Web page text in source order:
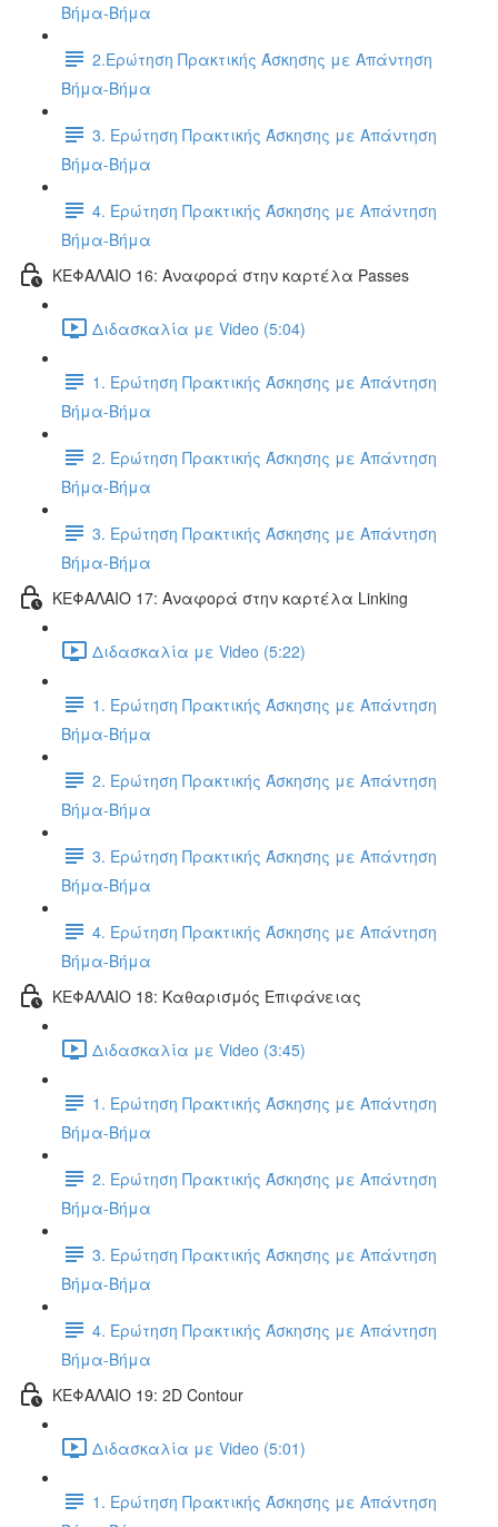
Βήμα-Βήμα
2.Ερώτηση Πρακτικής Άσκησης με Απάντηση
Βήμα-Βήμα
3. Ερώτηση Πρακτικής Άσκησης με Απάντηση
Βήμα-Βήμα
4. Ερώτηση Πρακτικής Άσκησης με Απάντηση
Βήμα-Βήμα
ΚΕΦΑΛΑΙΟ 16: Αναφορά στην καρτέλα Passes
Διδασκαλία με Video (5:04)
1. Ερώτηση Πρακτικής Άσκησης με Απάντηση
Βήμα-Βήμα
2. Ερώτηση Πρακτικής Άσκησης με Απάντηση
Βήμα-Βήμα
3. Ερώτηση Πρακτικής Άσκησης με Απάντηση
Βήμα-Βήμα
ΚΕΦΑΛΑΙΟ 17: Αναφορά στην καρτέλα Linking
Διδασκαλία με Video (5:22)
1. Ερώτηση Πρακτικής Άσκησης με Απάντηση
Βήμα-Βήμα
2. Ερώτηση Πρακτικής Άσκησης με Απάντηση
Βήμα-Βήμα
3. Ερώτηση Πρακτικής Άσκησης με Απάντηση
Βήμα-Βήμα
4. Ερώτηση Πρακτικής Άσκησης με Απάντηση
Βήμα-Βήμα
ΚΕΦΑΛΑΙΟ 18: Καθαρισμός Επιφάνειας
Διδασκαλία με Video (3:45)
1. Ερώτηση Πρακτικής Άσκησης με Απάντηση
Βήμα-Βήμα
2. Ερώτηση Πρακτικής Άσκησης με Απάντηση
Βήμα-Βήμα
3. Ερώτηση Πρακτικής Άσκησης με Απάντηση
Βήμα-Βήμα
4. Ερώτηση Πρακτικής Άσκησης με Απάντηση
Βήμα-Βήμα
ΚΕΦΑΛΑΙΟ 19: 2D Contour
Διδασκαλία με Video (5:01)
1. Ερώτηση Πρακτικής Άσκησης με Απάντηση